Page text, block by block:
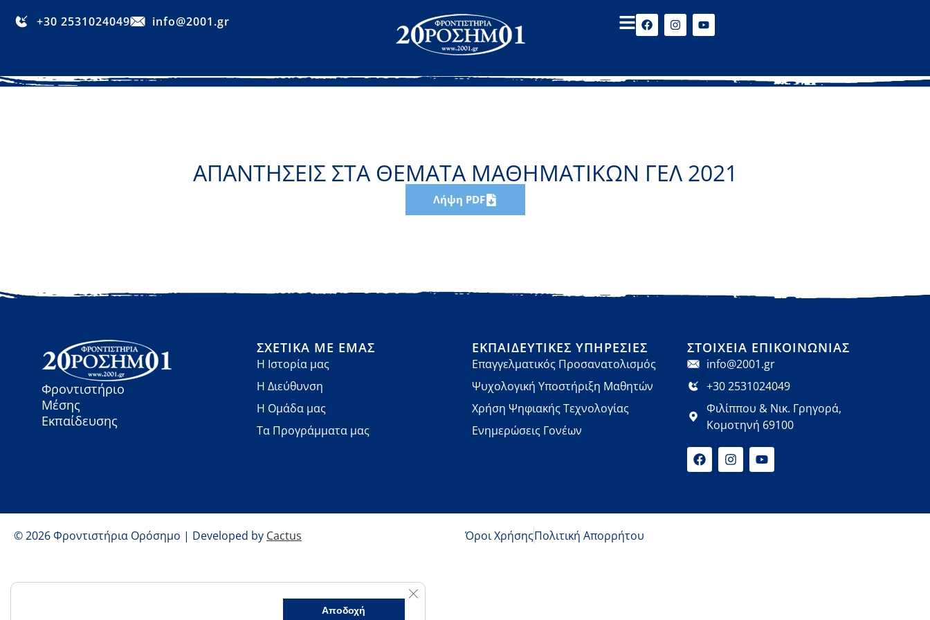
+30 2531024049 info@2001.gr
ΑΠΑΝΤΗΣΕΙΣ ΣΤΑ ΘΕΜΑΤΑ ΜΑΘΗΜΑΤΙΚΩΝ ΓΕΛ 2021
Λήψη PDF
Φροντιστήριο
Μέσης
Εκπαίδευσης
ΣΧΕΤΙΚΆ ΜΕ ΕΜΆΣ
Η Ιστορία μας
Η Διεύθυνση
Η Ομάδα μας
Τα Προγράμματα μας
ΕΚΠΑΙΔΕΥΤΙΚΈΣ ΥΠΗΡΕΣΊΕΣ
Επαγγελματικός Προσανατολισμός
Ψυχολογική Υποστήριξη Μαθητών
Χρήση Ψηφιακής Τεχνολογίας
Ενημερώσεις Γονέων
ΣΤΟΙΧΕΊΑ ΕΠΙΚΟΙΝΩΝΊΑΣ
info@2001.gr
+30 2531024049
Φιλίππου & Νικ. Γρηγορά,
Κομοτηνή 69100
© 2026 Φροντιστήρια Ορόσημο | Developed by Cactus Όροι ΧρήσηςΠολιτική Απορρήτου
Αποδοχή
Κλείσιμο του Cookie banner για το GDPR